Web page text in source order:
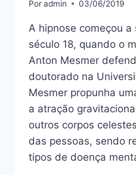
Poradmin 03/06/2019
A hipnose começou
século 18, quando o
Anton Mesmer
doutorado na
Mesmer propunha
a atração
outros corpos
das pessoas, sendo
tipos de doença